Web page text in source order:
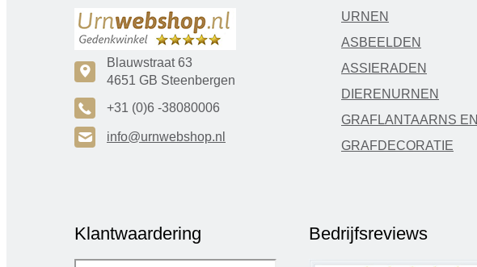
c
Blauwstraat 63
4651 GB Steenbergen
A +31 (0)6 -38080006
H info@urnwebshop.nl
URNEN
ASBEELDEN
ASSIERADEN
DIERENURNEN
GRAFLANTAARNS EN
GRAFDECORATIE
Klantwaardering Bedrijfsreviews